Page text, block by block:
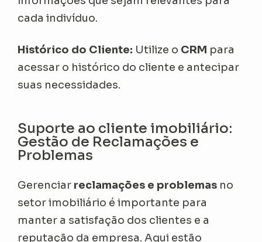
cada indivíduo.
Histórico do Cliente: Utilize o CRM para
acessar o histórico do cliente e antecipar
suas necessidades.
Suporte ao cliente imobiliário:
Gestão de Reclamações e
Problemas
Gerenciar reclamações e problemas no
setor imobiliário é importante para
manter a satisfação dos clientes e a
reputação da empresa. Aqui estão